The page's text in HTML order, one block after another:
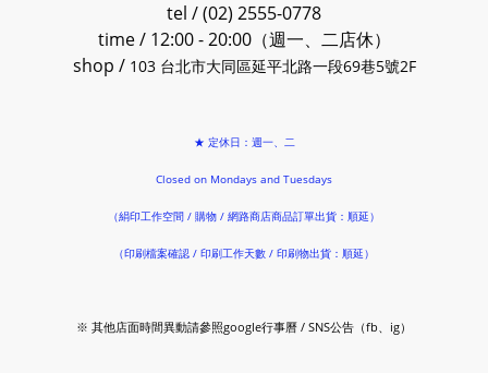
tel / (02) 2555-0778
time / 12:00 - 20:00（週一、二店休）
shop / 103 台北市大同區延平北路一段69巷5號2F
★ 定休日：週一、二
Closed on Mondays and Tuesdays
（絹印工作空間 / 購物 / 網路商店商品訂單出貨：順延）
（印刷檔案確認 / 印刷工作天數 / 印刷物出貨：順延）
※ 其他店面時間異動請參照google行事曆 / SNS公告（fb、ig）